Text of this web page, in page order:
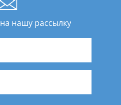
нашу рассылку